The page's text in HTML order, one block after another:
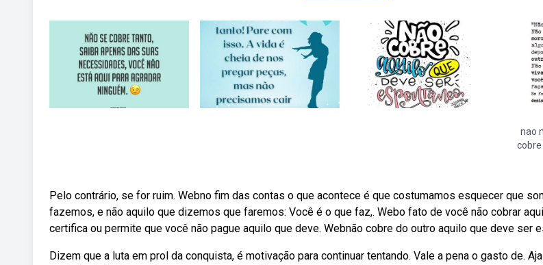
nao
Pelo contrário, se for ruim. Webno fim das contas o que acontece é que costumamos esquecer que
fazemos, e não aquilo que dizemos que faremos: Você é o que faz,. Webo fato de você não cobrar
certifica ou permite que você não pague aquilo que deve. Webnão cobre do outro aquilo que deve ser
Dizem que a luta em prol da conquista, é motivação para continuar tentando. Vale a pena o gasto de.